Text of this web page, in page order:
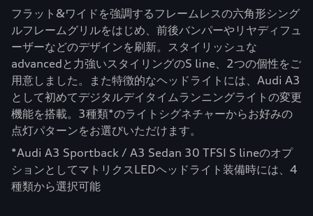
フラット&ワイドを強調するフレームレスの六角形シング
ルフレームグリルをはじめ、前後バンパーやリヤディフュ
ーザーなどのデザインを刷新。スタイリッシュな
advancedと力強いスタイリングのS line、2つの個性をご
用意しました。また特徴的なヘッドライトには、Audi A3
として初めてデジタルデイタイムランニングライトの変更
機能を搭載。3種類*のライトシグネチャーからお好みの
点灯パターンをお選びいただけます。
*Audi A3 Sportback / A3 Sedan 30 TFSI S lineのオプ
ションとしてマトリクスLEDヘッドライト装備時には、4
種類から選択可能